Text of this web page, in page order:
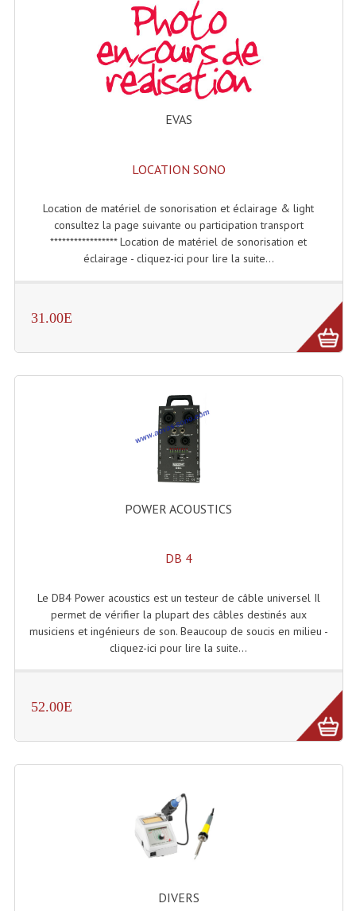
Microphones Scène Et Studio
Microphones Filaires
Micro Sans Fil HF VHF 200MHZ
Micro Sans Fil HF UHF 800MHZ
Multi-Effets, Reverbes Etc...
Peripheriques Traitements Et Accessoires
Système Sans Fil In-Ear Monitoring
Table Mixages Et Contrôleurs & Consoles
Tables De Mixage DJ
Controleurs DJ USB / MP3
Consoles Sono Et Studio
Boules À Facettes
Lasers (Effets Volumetriques)
Lasers D'extérieur Multi-Points
Effets Lumineux, Centre De Piste
EVAS
LOCATION SONO
Location de matériel de sonorisation et éclairage & light
consultez la page suivante ou participation transport
***************** Location de matériel de sonorisation et
éclairage - cliquez-ici pour lire la suite...
31.00E
POWER ACOUSTICS
DB 4
Le DB4 Power acoustics est un testeur de câble universel Il
permet de vérifier la plupart des câbles destinés aux
musiciens et ingénieurs de son. Beaucoup de soucis en milieu -
cliquez-ici pour lire la suite...
52.00E
DIVERS